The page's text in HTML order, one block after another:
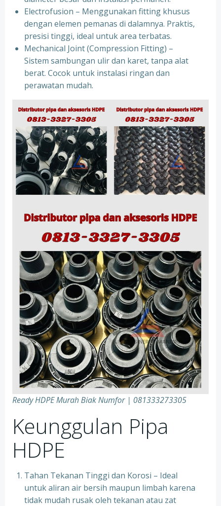
Electrofusion – Menggunakan fitting khusus
dengan elemen pemanas di dalamnya. Praktis,
presisi tinggi, ideal untuk area terbatas.
Mechanical Joint (Compression Fitting) –
Sistem sambungan ulir dan karet, tanpa alat
berat. Cocok untuk instalasi ringan dan
perawatan mudah.
Ready HDPE Murah Biak Numfor| 081333273305
Keunggulan Pipa
HDPE
Tahan Tekanan Tinggi dan Korosi – Ideal
untuk aliran air bersih maupun limbah karena
tidak mudah rusak oleh tekanan atau zat